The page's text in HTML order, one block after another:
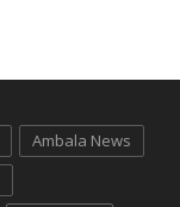
Ambala News